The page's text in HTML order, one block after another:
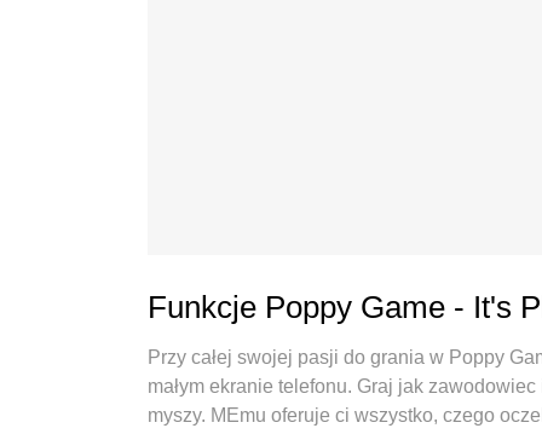
Funkcje Poppy Game - It's
Przy całej swojej pasji do grania w Poppy
małym ekranie telefonu. Graj jak
myszy. MEmu oferuje ci wszystko, czego